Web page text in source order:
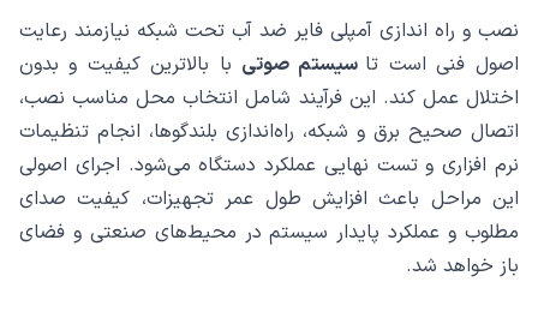
نصب و راه‌ اندازی آمپلی‌ فایر ضد آب تحت شبکه نیازمند رعایت
اصول فنی است تا سیستم صوتی با بالاترین کیفیت و بدون
اختلال عمل کند. این فرآیند شامل انتخاب محل مناسب نصب،
اتصال صحیح برق و شبکه، راه‌اندازی بلندگوها، انجام تنظیمات
نرم‌ افزاری و تست نهایی عملکرد دستگاه می‌شود. اجرای اصولی
این مراحل باعث افزایش طول عمر تجهیزات، کیفیت صدای
مطلوب و عملکرد پایدار سیستم در محیط‌های صنعتی و فضای
باز خواهد شد.